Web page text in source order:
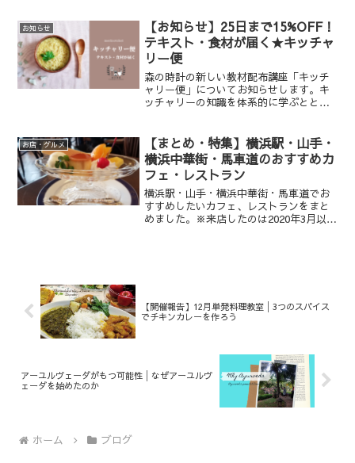
させる鍵となる筋肉についてお伝えしま
す。
お知らせ
【お知らせ】25日まで15%OFF！
テキスト・食材が届く★キッチャ
リー便
森の時計の新しい教材配布講座「キッチ
ャリー便」についてお知らせします。キ
ッチャリーの知識を体系的に学ぶととも
やすい講座です。
お店・グルメ
【まとめ・特集】横浜駅・山手・
横浜中華街・馬車道のおすすめカ
フェ・レストラン
横浜駅・山手・横浜中華街・馬車道でお
すすめしたいカフェ、レストランをまと
めました。※来店したのは2020年3月以前
【開催報告】12月単発料理教室│3つのスパイス
でチキンカレーを作ろう
アーユルヴェーダがもつ可能性│なぜアーユルヴ
ェーダを始めたのか
ホーム ブログ